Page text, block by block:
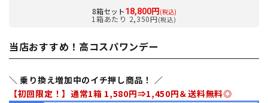
8箱セット18,800円 (税込)
1箱あたり 2,350円(税込)
当店おすすめ！高コスパワンデー
＼ 乗り換え増加中のイチ押し商品！ ／
【初回限定！】通常1箱 1,580円⇒1,450円＆送料無料◎